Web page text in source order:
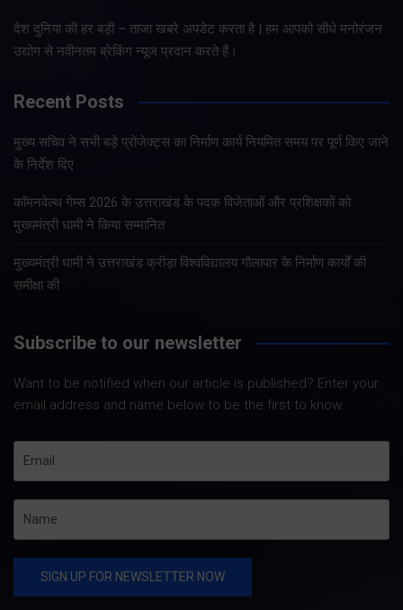
देश दुनिया की हर बड़ी – ताजा खबरे अपडेट करता है | हम आपको सीधे मनोरंजन
उद्योग से नवीनतम ब्रेकिंग न्यूज प्रदान करते हैं।
Recent Posts
मुख्य सचिव ने सभी बड़े प्रोजेक्ट्स का निर्माण कार्य नियमित समय पर पूर्ण किए जाने
के निर्देश दिए
कॉमनवेल्थ गेम्स 2026 के उत्तराखंड के पदक विजेताओं और प्रशिक्षकों को
मुख्यमंत्री धामी ने किया सम्मानित
मुख्यमंत्री धामी ने उत्तराखंड क्रीड़ा विश्वविद्यालय गौलापार के निर्माण कार्यों की
समीक्षा की
Subscribe to our newsletter
Want to be notified when our article is published? Enter your
email address and name below to be the first to know.